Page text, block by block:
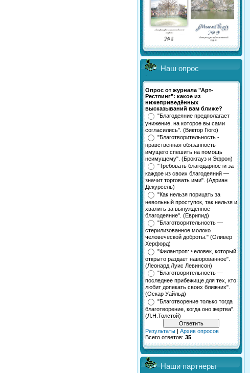
Наш опрос
Опрос от журнала "Арт-
Рестлинг": какое из
нижеприведённых
высказываний вам ближе?
"Благодеяние предполагает
унижение, на которое вы сами
согласились". (Виктор Гюго)
"Благотворительность -
нравственная обязанность
имущего спешить на помощь
неимущему". (Брокгауз и Эфрон)
"Требовать благодарности за
каждое из своих благодеяний —
значит торговать ими". (Адриан
Декурсель)
"Как нельзя порицать за
невольный проступок, так нельзя и
хвалить за вынужденное
благодеяние". (Еврипид)
"Благотворительность —
стерилизованное молоко
человеческой доброты." (Оливер
Херфорд)
"Филантроп: человек, который
открыто раздает наворованное".
(Леонард Луис Левинсон)
"Благотворительность —
последнее прибежище для тех, кто
любит допекать своих ближних".
(Оскар Уайльд)
"Благотворение только тогда
благотворение, когда оно жертва".
(Л.Н.Толстой)
Результаты | Архив опросов
Всего ответов: 35
Наши партнеры